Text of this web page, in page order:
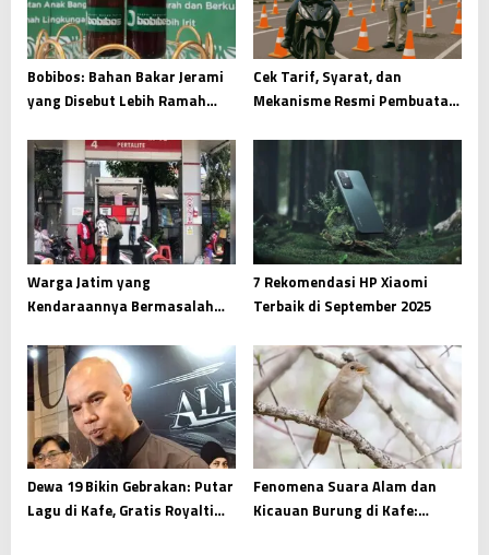
Bobibos: Bahan Bakar Jerami
yang Disebut Lebih Ramah
BRIN
Cek Tarif, Syarat, dan
Mekanisme Resmi Pembuatan
Warga Jatim yang
Kendaraannya Bermasalah
Lapor ke Sini
7 Rekomendasi HP Xiaomi
Terbaik di September 2025
Dewa 19 Bikin Gebrakan: Putar
Lagu di Kafe, Gratis Royalti
Fenomena Suara Alam dan
Kicauan Burung di Kafe: